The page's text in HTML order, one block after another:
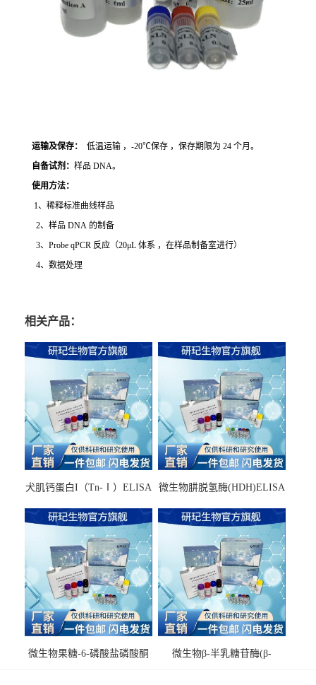
运输及保存：
低温运输 ，-20℃保存 ，保存期限为 24 个月。
自备试剂： 样品 DNA。
使用方法：
1、稀释标准曲线样品
2、样品 DNA 的制备
3、Probe qPCR 反应（20μL 体系 ，在样品制备室进行）
4、数据处理
相关产品：
犬肌钙蛋白I（Tn-Ⅰ）ELISA
微生物肼脱氢酶(HDH)ELISA
微生物果糖-6-磷酸盐磷酸酮
微生物β-半乳糖苷酶(β-